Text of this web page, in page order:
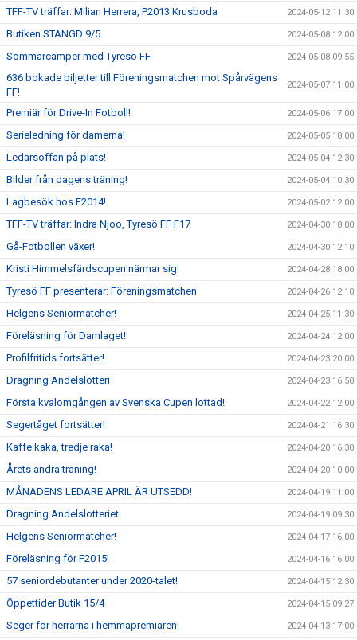
TFF-TV träffar: Milian Herrera, P2013 Krusboda 2024-05-12 11:30
Butiken STÄNGD 9/5 2024-05-08 12:00
Sommarcamper med Tyresö FF 2024-05-08 09:55
636 bokade biljetter till Föreningsmatchen mot Spårvägens
FF!
2024-05-07 11:00
Premiär för Drive-In Fotboll! 2024-05-06 17:00
Serieledning för damerna! 2024-05-05 18:00
Ledarsoffan på plats! 2024-05-04 12:30
Bilder från dagens träning! 2024-05-04 10:30
Lagbesök hos F2014! 2024-05-02 12:00
TFF-TV träffar: Indra Njoo, Tyresö FF F17 2024-04-30 18:00
Gå-Fotbollen växer! 2024-04-30 12:10
Kristi Himmelsfärdscupen närmar sig! 2024-04-28 18:00
Tyresö FF presenterar: Föreningsmatchen 2024-04-26 12:10
Helgens Seniormatcher! 2024-04-25 11:30
Föreläsning för Damlaget! 2024-04-24 12:00
Profilfritids fortsätter! 2024-04-23 20:00
Dragning Andelslotteri 2024-04-23 16:50
Första kvalomgången av Svenska Cupen lottad! 2024-04-22 12:00
Segertåget fortsätter! 2024-04-21 16:30
Kaffe kaka, tredje raka! 2024-04-20 16:30
Årets andra träning! 2024-04-20 10:00
MÅNADENS LEDARE APRIL ÄR UTSEDD! 2024-04-19 11:00
Dragning Andelslotteriet 2024-04-19 09:30
Helgens Seniormatcher! 2024-04-17 16:00
Föreläsning för F2015! 2024-04-16 16:00
57 seniordebutanter under 2020-talet! 2024-04-15 12:30
Öppettider Butik 15/4 2024-04-15 09:27
Seger för herrarna i hemmapremiären! 2024-04-13 17:00